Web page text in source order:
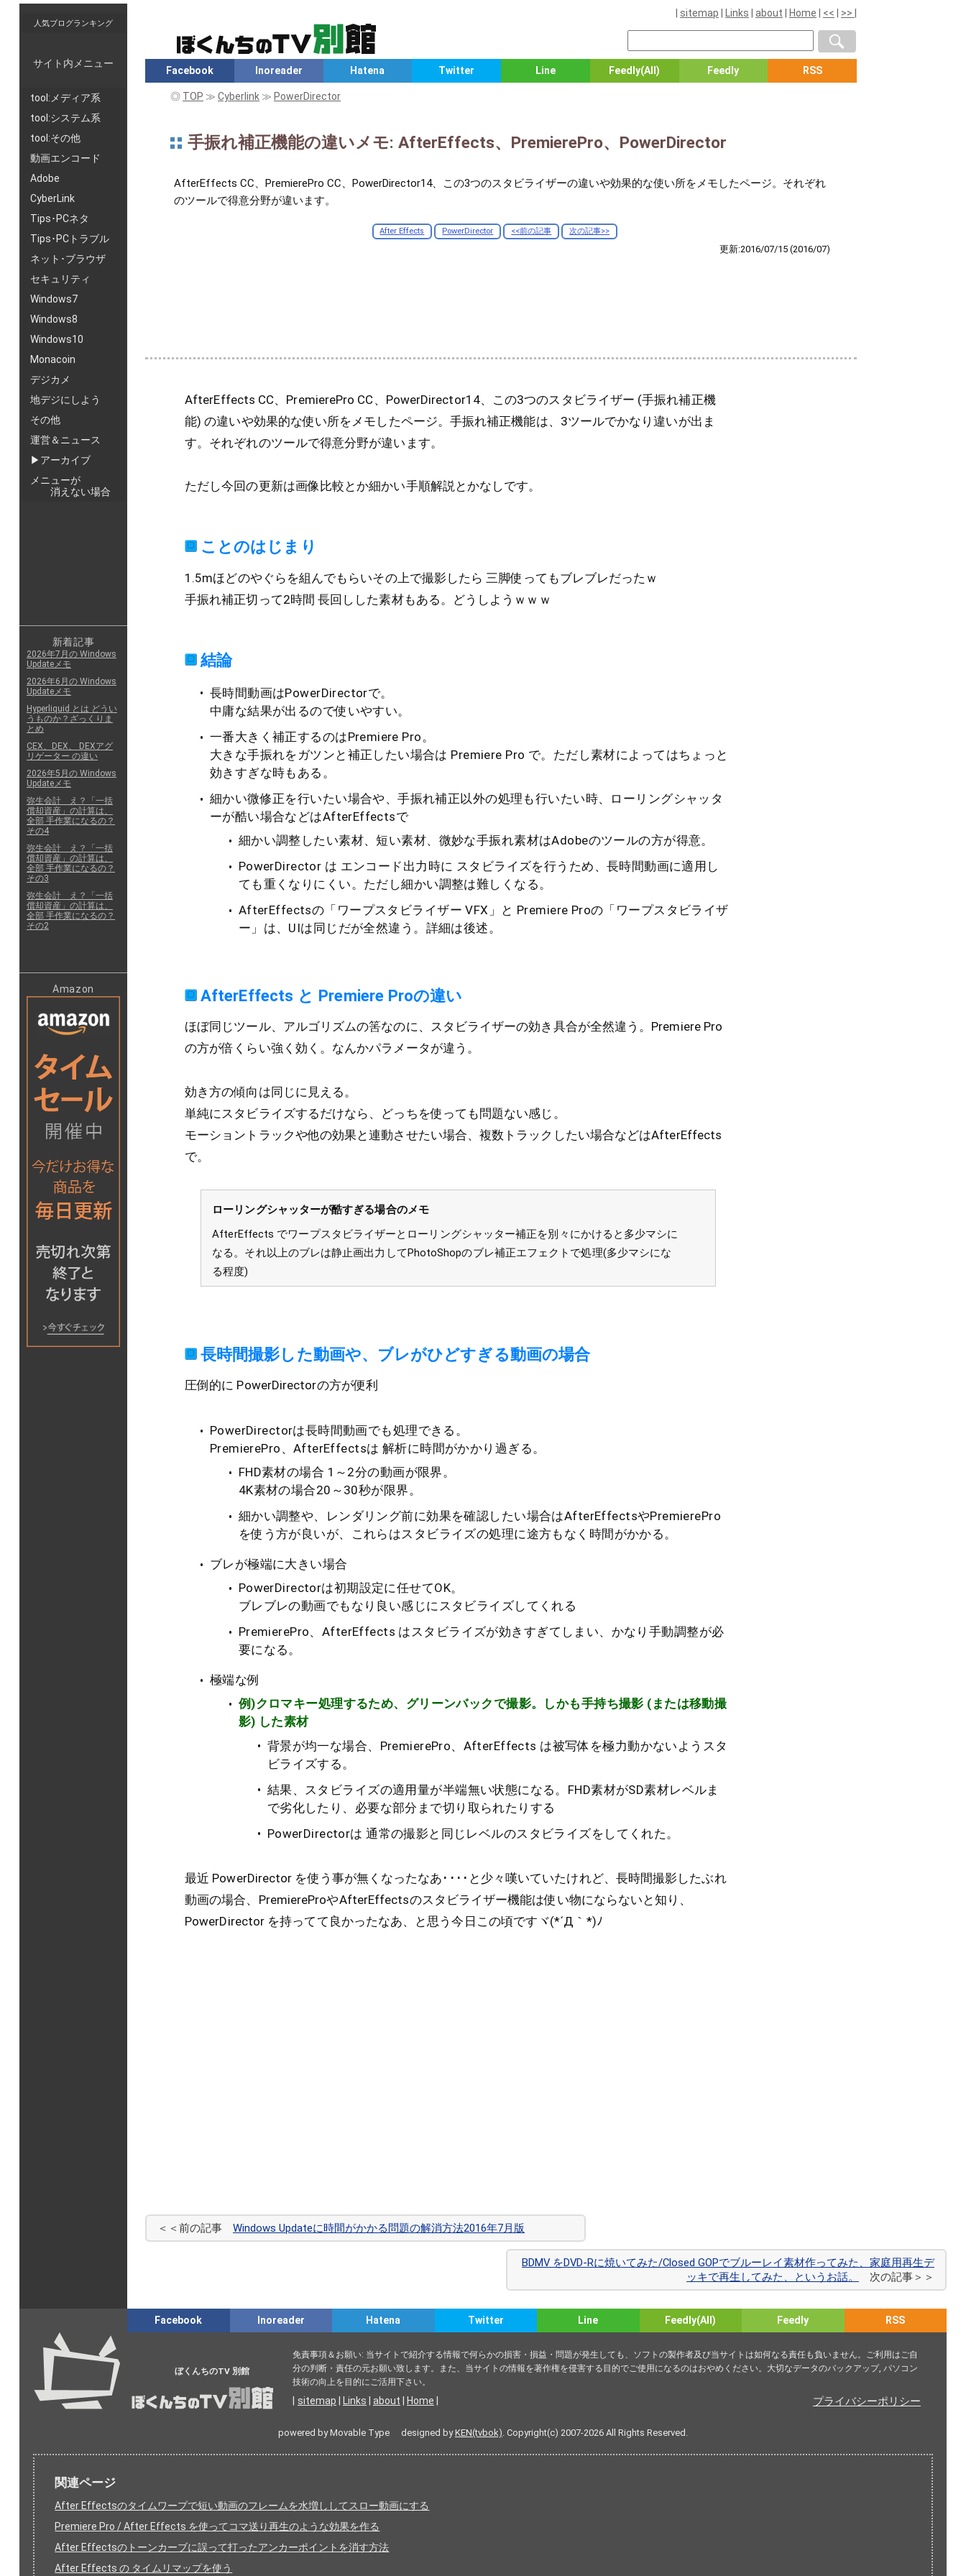
人気ブログランキング
サイト内メニュー
tool:メディア系
tool:システム系
tool:その他
動画エンコード
Adobe
CyberLink
Tips･PCネタ
Tips･PCトラブル
ネット･ブラウザ
セキュリティ
Windows7
Windows8
Windows10
Monacoin
デジカメ
地デジにしよう
その他
運営＆ニュース
▶アーカイブ
メニューが
消えない場合
sitemap Links about Home << >>
Facebook Inoreader Hatena Twitter Line Feedly(All) Feedly RSS
◎ TOP ≫ Cyberlink≫ PowerDirector
手振れ補正機能の違いメモ: AfterEffects、PremierePro、PowerDirector
AfterEffects CC、PremierePro CC、PowerDirector14、この3つのスタビライザーの違いや効果的な使い所をメモしたページ。それぞれ
のツールで得意分野が違います。
After Effects PowerDirector <<前の記事 次の記事>>
更新:2016/07/15 (2016/07)
AfterEffects CC、PremierePro CC、PowerDirector14、この3つのスタビライザー (手振れ補正機
能) の違いや効果的な使い所をメモしたページ。手振れ補正機能は、3ツールでかなり違いが出ま
す。それぞれのツールで得意分野が違います。
ただし今回の更新は画像比較とか細かい手順解説とかなしです。
ことのはじまり
1.5mほどのやぐらを組んでもらいその上で撮影したら 三脚使ってもブレブレだったｗ
手振れ補正切って2時間 長回しした素材もある。どうしようｗｗｗ
結論
長時間動画はPowerDirectorで。
中庸な結果が出るので使いやすい。
一番大きく補正するのはPremiere Pro。
大きな手振れをガツンと補正したい場合は Premiere Pro で。ただし素材によってはちょっと
効きすぎな時もある。
細かい微修正を行いたい場合や、手振れ補正以外の処理も行いたい時、ローリングシャッタ
ーが酷い場合などはAfterEffectsで
細かい調整したい素材、短い素材、微妙な手振れ素材はAdobeのツールの方が得意。
PowerDirector は エンコード出力時に スタビライズを行うため、長時間動画に適用し
ても重くなりにくい。ただし細かい調整は難しくなる。
AfterEffectsの「ワープスタビライザー VFX」と Premiere Proの「ワープスタビライザ
ー」は、UIは同じだが全然違う。詳細は後述。
AfterEffects と Premiere Proの違い
ほぼ同じツール、アルゴリズムの筈なのに、スタビライザーの効き具合が全然違う。Premiere Pro
の方が倍くらい強く効く。なんかパラメータが違う。
効き方の傾向は同じに見える。
単純にスタビライズするだけなら、どっちを使っても問題ない感じ。
モーショントラックや他の効果と連動させたい場合、複数トラックしたい場合などはAfterEffects
で。
ローリングシャッターが酷すぎる場合のメモ
AfterEffects でワープスタビライザーとローリングシャッター補正を別々にかけると多少マシに
なる。それ以上のブレは静止画出力してPhotoShopのブレ補正エフェクトで処理(多少マシにな
る程度)
長時間撮影した動画や、ブレがひどすぎる動画の場合
圧倒的に PowerDirectorの方が便利
PowerDirectorは長時間動画でも処理できる。
PremierePro、AfterEffectsは 解析に時間がかかり過ぎる。
FHD素材の場合 1～2分の動画が限界。
4K素材の場合20～30秒が限界。
細かい調整や、レンダリング前に効果を確認したい場合はAfterEffectsやPremierePro
を使う方が良いが、これらはスタビライズの処理に途方もなく時間がかかる。
ブレが極端に大きい場合
PowerDirectorは初期設定に任せてOK。
ブレブレの動画でもなり良い感じにスタビライズしてくれる
PremierePro、AfterEffects はスタビライズが効きすぎてしまい、かなり手動調整が必
要になる。
極端な例
例)クロマキー処理するため、グリーンバックで撮影。しかも手持ち撮影 (または移動撮
影) した素材
背景が均一な場合、PremierePro、AfterEffects は被写体を極力動かないようスタ
ビライズする。
結果、スタビライズの適用量が半端無い状態になる。FHD素材がSD素材レベルま
で劣化したり、必要な部分まで切り取られたりする
PowerDirectorは 通常の撮影と同じレベルのスタビライズをしてくれた。
最近 PowerDirector を使う事が無くなったなあ････と少々嘆いていたけれど、長時間撮影したぶれ
動画の場合、PremiereProやAfterEffectsのスタビライザー機能は使い物にならないと知り、
PowerDirector を持ってて良かったなあ、と思う今日この頃ですヾ(*´Д｀*)ﾉ
新着記事
2026年7月の Windows
Updateメモ
2026年6月の Windows
Updateメモ
Hyperliquid とは どうい
うものか？ざっくりま
とめ
CEX、DEX、 DEXアグ
リゲーター の違い
2026年5月の Windows
Updateメモ
弥生会計 え？「一括
償却資産」の計算は、
全部 手作業になるの？
その4
弥生会計 え？「一括
償却資産」の計算は、
全部 手作業になるの？
その3
弥生会計 え？「一括
償却資産」の計算は、
全部 手作業になるの？
その2
Amazon
＜＜前の記事 Windows Updateに時間がかかる問題の解消方法2016年7月版
BDMV をDVD-Rに焼いてみた/Closed GOPでブルーレイ素材作ってみた、家庭用再生デ
ッキで再生してみた、というお話。
次の記事＞＞
Facebook Inoreader Hatena Twitter Line Feedly(All) Feedly RSS
ぼくんちのTV 別館
免責事項＆お願い: 当サイトで紹介する情報で何らかの損害・損益・問題が発生しても、ソフトの製作者及び当サイトは如何なる責任も負いません。ご利用はご自
分の判断・責任の元お願い致します。また、当サイトの情報を著作権を侵害する目的でご使用になるのはおやめください。大切なデータのバックアップ, パソコン
技術の向上を目的にご活用下さい。
プライバシーポリシー
sitemap Links about Home
powered by Movable Type designed byKEN(tvbok) . Copyright(c) 2007-2026 All Rights Reserved.
関連ページ
After Effectsのタイムワープで短い動画のフレームを水増ししてスロー動画にする
Premiere Pro / After Effects を使ってコマ送り再生のような効果を作る
After Effectsのトーンカーブに誤って打ったアンカーポイントを消す方法
After Effects の タイムリマップを使う